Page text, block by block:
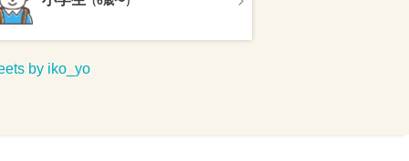
by iko_yo